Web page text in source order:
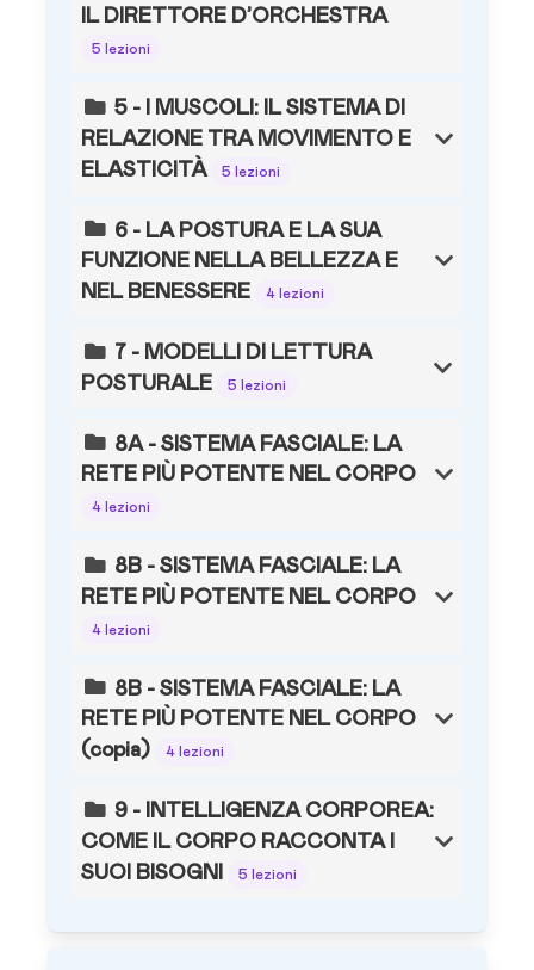
IL DIRETTORE D’ORCHESTRA
5 lezioni
5 - I MUSCOLI: IL SISTEMA DI
RELAZIONE TRA MOVIMENTO E
ELASTICITÀ
5 lezioni
6 - LA POSTURA E LA SUA
FUNZIONE NELLA BELLEZZA E
NEL BENESSERE
4 lezioni
7 - MODELLI DI LETTURA
POSTURALE
5 lezioni
8A - SISTEMA FASCIALE: LA
RETE PIÙ POTENTE NEL CORPO
4 lezioni
8B - SISTEMA FASCIALE: LA
RETE PIÙ POTENTE NEL CORPO
4 lezioni
8B - SISTEMA FASCIALE: LA
RETE PIÙ POTENTE NEL CORPO
(copia)
4 lezioni
9 - INTELLIGENZA CORPOREA:
COME IL CORPO RACCONTA I
SUOI BISOGNI
5 lezioni